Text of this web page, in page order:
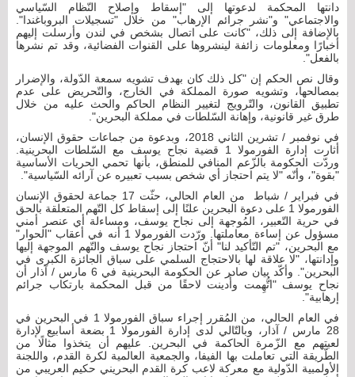
دانتها المحكمة لدعوتها إلى "إسقاط وإصلاح النّظام السّياسي
والاجتماعي" و"نشر جرائم الإرهاب" من خلال "تسجيلات البروباغندا".
بالإضافة إلى ذلك، "كانت على اتصال بشخص في لندن وأرسلت إليهم
أخبارًا ومعلومات زائفة لينشروها على القنوات الفضائية، وقد تم نشرها
بالفعل".
وقال نص الحكم إن "كل ذلك كان بهدف تشويه سمعة الدّولة، والإضرار
بمصالحها، وتشويه صورة المملكة في الخارج، والتّحريض على عدم
تطبيق القانون، والتّرويج لتغيير النظام الحاكم والحث عليه من خلال
طرق غير قانونية، وإهانة السّلطات في مملكة البحرين".
في نوفمبر / تشرين الثاني 2018، وبدعوة من جماعات حقوق الإنسان،
أثارت إدارة الفورمولا 1 قضية نجاح يوسف مع السّلطات البحرينية.
وردّت الحكومة بالزّعم المنافي للمنطق، بأنها تحمي الحريات الأساسية
"بقوة"، وأنّه "لا يتم احتجاز أي شخص بسبب تعبيره عن آرائه السّياسية".
في فبراير / شباط من العام الحالي، حثّت 17 جماعة لحقوق الإنسان
الفورمولا 1 على دعوة البحرين علنًا إلى إسقاط كل التّهم المتعلقة بالحق
في حرية التّعبير، المُوجهة إلى نجاح يوسف، ومساءلة أي عنصر أمني
مسؤول عن إساءة معاملتها. ورّدت الفورمولا 1 أنه في أعقاب "الحوار"
مع البحرين، "تم التّأكيد لنا" أنّ احتجاز نجاح يوسف والتّهم الموجهة إليها
وإدانتها، "لا علاقة لها بالاحتجاج السلمي على سباق الجائزة الكبرى في
البحرين". وأكّد بيان صادر عن الحكومة البحرينية في 6 مارس / آذار أن
نجاح يوسف "اتُّهِمت وأُدينت لاحقًا من قبل المحكمة بارتكاب جرائم
إرهابية".
في العام الحالي، من المُقرر إجراء سباق الفورمولا 1 في البحرين في
28 مارس / آذار، وبالتّالي لدى إدارة الفورمولا 1 بضعة أسابيع لإدارة
لعبتهم مع الزّمرة الحاكمة في البحرين. عليهم أن يتخذوا مثالًا من
الطّريقة التي تعاملت بها الفيفا، والجمعية العالمية لكرة القدم، واللجنة
الأولمبية الدّولية مع معركة لاعب كرة القدم البحريني حكيم العريبي من